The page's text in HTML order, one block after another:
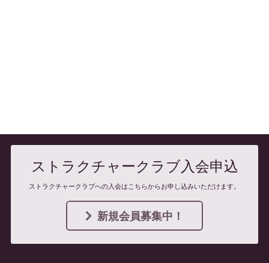
ストラクチャークラブ入会申込
ストラクチャークラブへの入会はこちらからお申し込みいただけます。
新規会員募集中！